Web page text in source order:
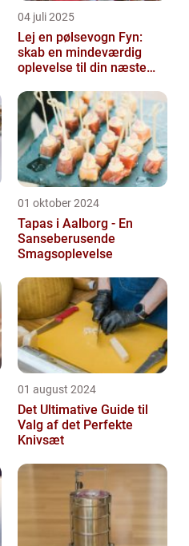
04 juli 2025
Lej en pølsevogn Fyn:
skab en mindeværdig
oplevelse til din næste
01 oktober 2024
Tapas i Aalborg - En
Sanseberusende
Smagsoplevelse
01 august 2024
Det Ultimative Guide til
Valg af det Perfekte
Knivsæt